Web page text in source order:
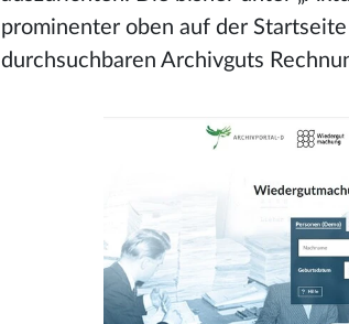
prominenter oben auf der
durchsuchbaren Archivguts